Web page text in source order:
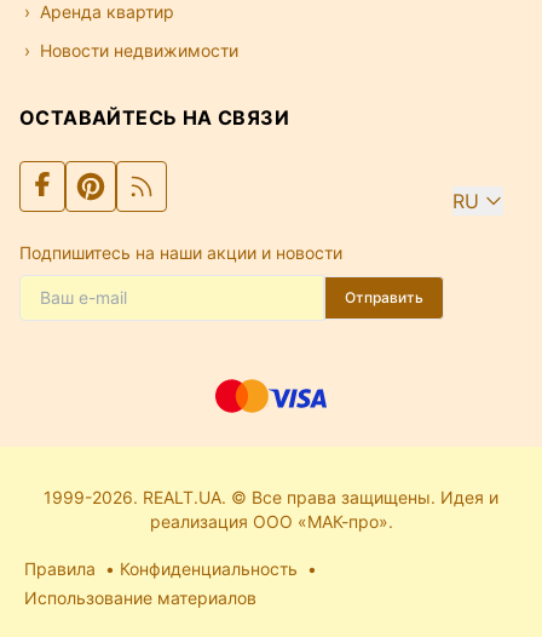
Аренда квартир
Новости недвижимости
ОСТАВАЙТЕСЬ НА СВЯЗИ
RU
Подпишитесь на наши акции и новости
Отправить
1999-2026. REALT.UA. © Все права защищены. Идея и
реализация ООО «МАК-про».
Правила
Конфиденциальность
Использование материалов